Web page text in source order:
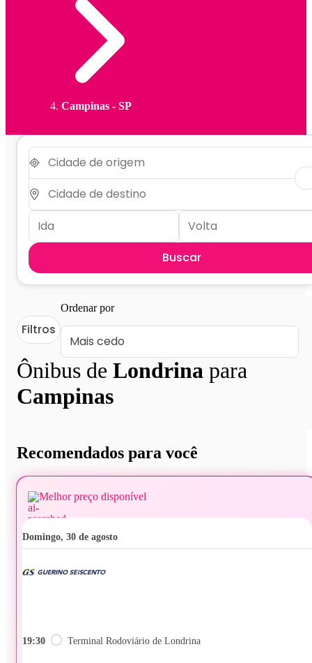
Campinas - SP
Buscar
Ônibus de Londrina para
Campinas
Filtros
Ordenar por
Recomendados para você
Melhor preço disponível
domingo, 30 de agosto
19:30 Terminal Rodoviário de Londrina